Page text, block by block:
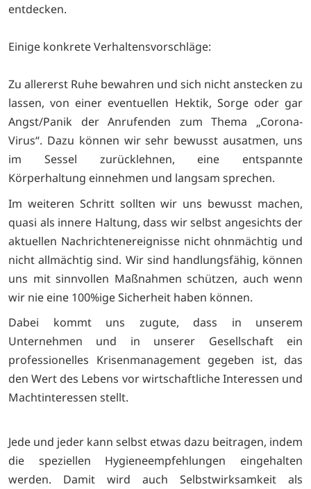
entdecken.
Einige konkrete Verhaltensvorschläge:
Zu allererst Ruhe bewahren und sich nicht anstecken zu
lassen, von einer eventuellen Hektik, Sorge oder gar
Angst/Panik der Anrufenden zum Thema „Corona-
Virus“. Dazu können wir sehr bewusst ausatmen, uns
im Sessel zurücklehnen, eine entspannte
Körperhaltung einnehmen und langsam sprechen.
Im weiteren Schritt sollten wir uns bewusst machen,
quasi als innere Haltung, dass wir selbst angesichts der
aktuellen Nachrichtenereignisse nicht ohnmächtig und
nicht allmächtig sind. Wir sind handlungsfähig, können
uns mit sinnvollen Maßnahmen schützen, auch wenn
wir nie eine 100%ige Sicherheit haben können.
Dabei kommt uns zugute, dass in unserem
Unternehmen und in unserer Gesellschaft ein
professionelles Krisenmanagement gegeben ist, das
den Wert des Lebens vor wirtschaftliche Interessen und
Machtinteressen stellt.
Jede und jeder kann selbst etwas dazu beitragen, indem
die speziellen Hygieneempfehlungen eingehalten
werden. Damit wird auch Selbstwirksamkeit als